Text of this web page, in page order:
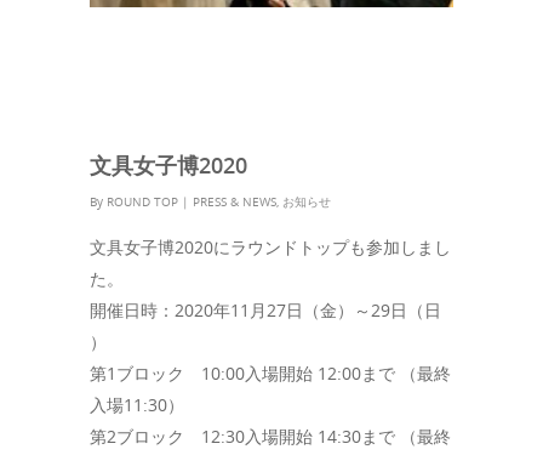
文具女子博2020
By ROUND TOP | PRESS & NEWS, お知らせ
文具女子博2020にラウンドトップも参加しまし
た。
開催日時：2020年11月27日（金）～29日（日​
）
第1ブロック 10:00入場開始 12:00まで （最終
入場11:30）
第2ブロック 12:30入場開始 14:30まで （最終